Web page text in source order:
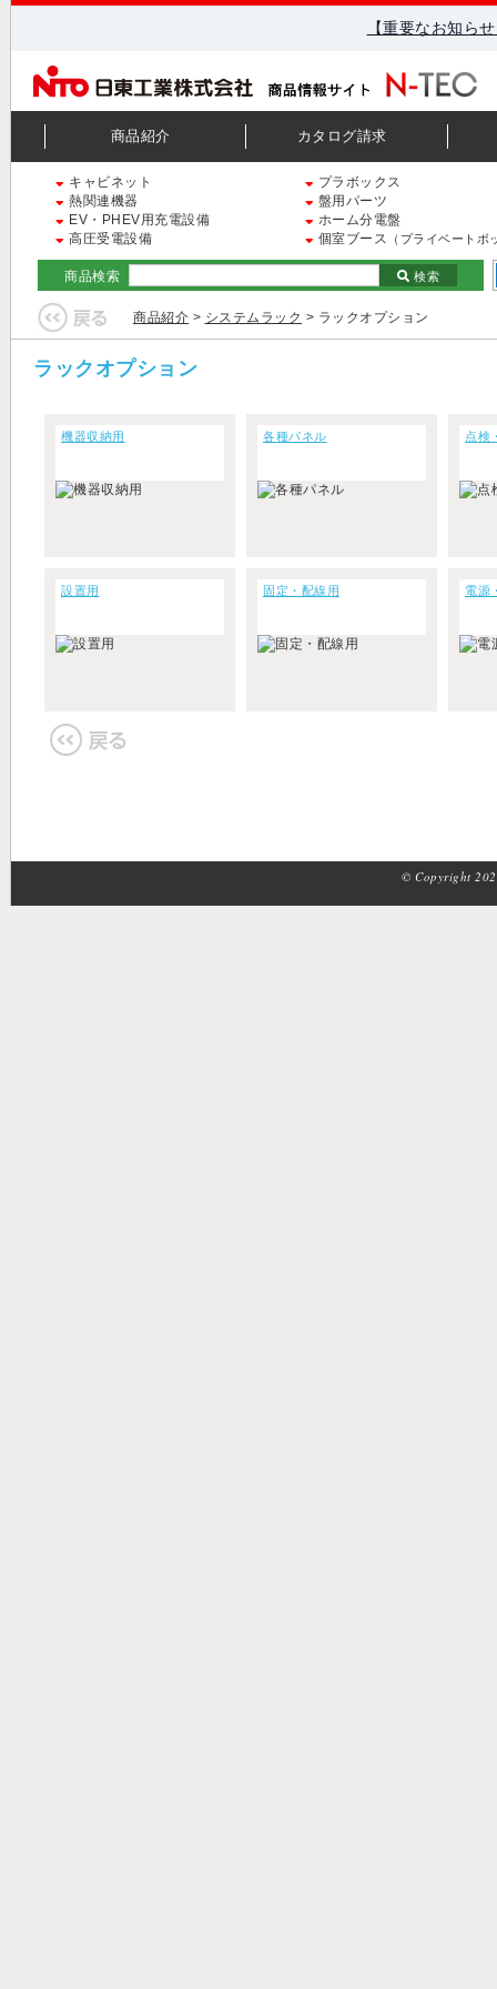
【重要なお知ら
商品紹介 カタログ請求
キャビネット
プラボックス
熱関連機器
盤用パーツ
EV・PHEV用充電設備
ホーム分電盤
高圧受電設備
個室ブース （プライベートボ
商品検索 検索
商品紹介 > システムラック > ラックオプション
ラックオプション
機器収納用 各種パネル 点検
設置用 固定・配線用 電源
© Copyright